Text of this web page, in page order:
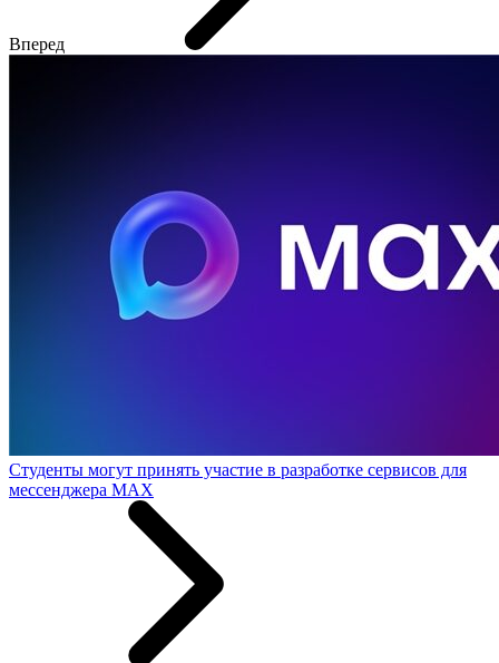
Вперед
Студенты могут принять участие в разработке сервисов для
мессенджера МАХ